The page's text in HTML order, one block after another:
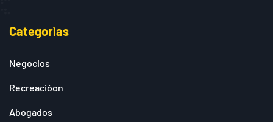
Categorìas
Negocios
Recreacióon
Abogados